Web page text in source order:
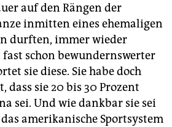
auf den Rängen der
inmitten eines ehemaligen
durften, immer wieder
schon bewundernswerter
sie diese. Sie habe doch
dass sie 20 bis 30 Prozent
sei. Und wie dankbar sie sei
amerikanische Sportsystem